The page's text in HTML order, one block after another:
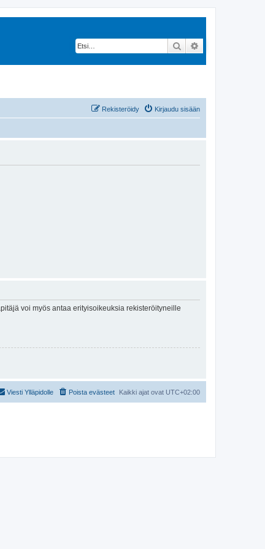
Etsi
Kirjaudu sisään
Rekisteröidy
voi myös antaa erityisoikeuksia rekisteröityneille
Kaikki ajat ovat UTC+02:00
Poista evästeet
Viesti Ylläpidolle